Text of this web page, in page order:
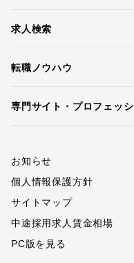
求人検索
転職ノウハウ
専門サイト・プロフェッ
お知らせ
個人情報保護方針
サイトマップ
中途採用求人賃金相場
PC版を見る